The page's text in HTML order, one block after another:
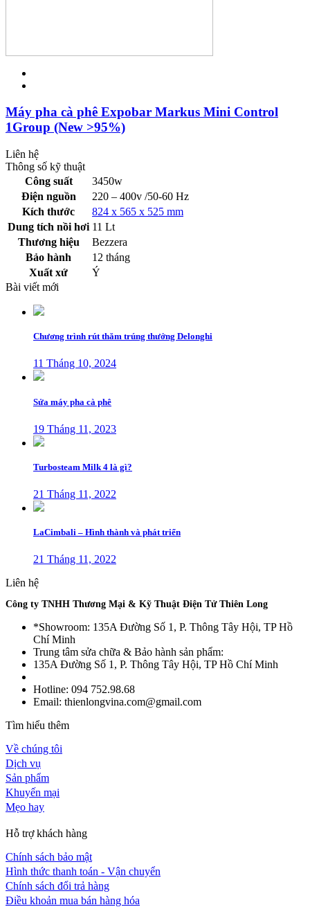
Máy pha cà phê Expobar Markus Mini Control
1Group (New >95%)
Liên hệ
Thông số kỹ thuật
Công suất
3450w
Điện nguồn
220 – 400v /50-60 Hz
Kích thước
824 x 565 x 525 mm
Dung tích nồi hơi 11 Lt
Thương hiệu
Bezzera
Bảo hành
12 tháng
Xuất xứ
Ý
Bài viết mới
Chương trình rút thăm trúng thưởng Delonghi
11 Tháng 10, 2024
Sửa máy pha cà phê
19 Tháng 11, 2023
Turbosteam Milk 4 là gì?
21 Tháng 11, 2022
LaCimbali – Hình thành và phát triển
21 Tháng 11, 2022
Liên hệ
Công ty TNHH Thương Mại & Kỹ Thuật Điện Tử Thiên Long
*Showroom: 135A Đường Số 1, P. Thông Tây Hội, TP Hồ
Chí Minh
Trung tâm sửa chữa & Bảo hành sản phẩm:
135A Đường Số 1, P. Thông Tây Hội, TP Hồ Chí Minh
Hotline: 094 752.98.68
Email: thienlongvina.com@gmail.com
Tìm hiểu thêm
Về chúng tôi
Dịch vụ
Sản phẩm
Khuyến mại
Mẹo hay
Hỗ trợ khách hàng
Chính sách bảo mật
Hình thức thanh toán - Vận chuyển
Chính sách đổi trả hàng
Điều khoản mua bán hàng hóa